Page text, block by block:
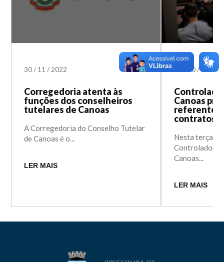
30 / 11 /2022
Corregedoria atenta às
funções dos conselheiros
tutelares de Canoas
A Corregedoria do Conselho Tutelar
de Canoas é o...
LER MAIS
10 /2022
Canoas
referente à
contratos
Nesta terça-
Canoas...
LER MAIS